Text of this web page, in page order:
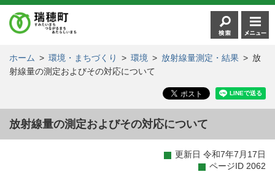
ホーム > 環境・まちづくり > 環境 > 放射線量測定・結果 > 放
射線量の測定およびその対応について
放射線量の測定およびその対応について
更新日 令和7年7月17日
ページID 2062